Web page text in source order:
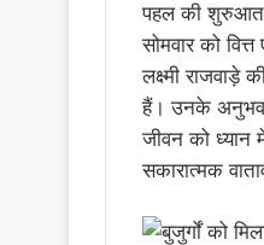
पहल की शुरुआत
सोमवार को
लक्ष्मी राजवाड़े
हैं। उनके अनुभव
जीवन को
सकारात्मक